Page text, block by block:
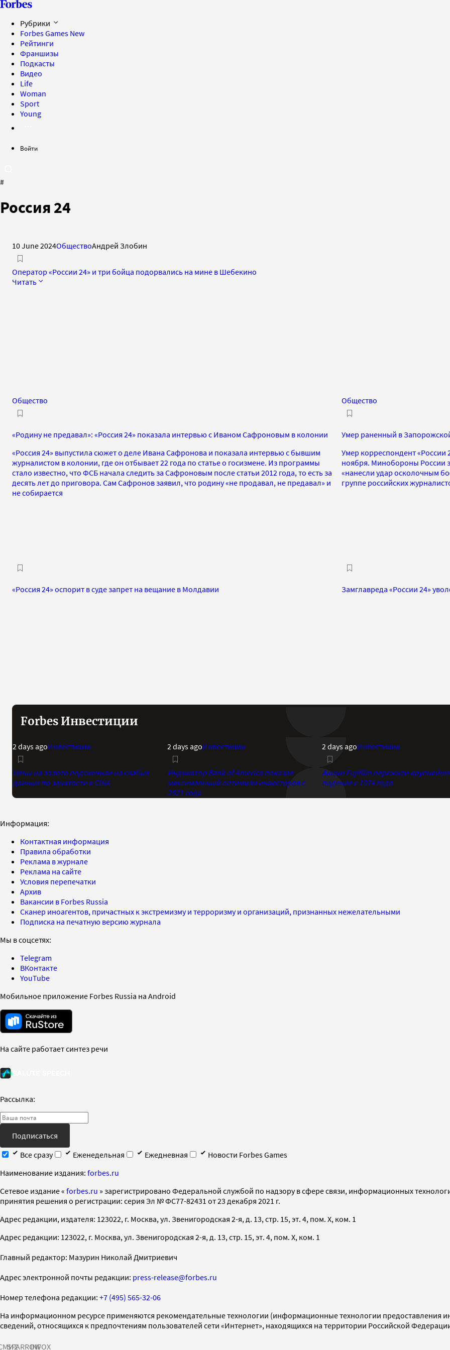
Рубрики
Forbes Games New
Рейтинги
Франшизы
Подкасты
Видео
Life
Woman
Sport
Young
Войти
#
Россия 24
10 June 2024ОбществоАндрей Злобин
Оператор «России 24» и три бойца подорвались на мине в Шебекино
Читать
Общество
«Родину не предавал»: «Россия 24» показала интервью с Иваном Сафроновым в колонии
«Россия 24» выпустила сюжет о деле Ивана Сафронова и показала интервью с бывшим
журналистом в колонии, где он отбывает 22 года по статье о госизмене. Из программы
стало известно, что ФСБ начала следить за Сафроновым после статьи 2012 года, то есть за
десять лет до приговора. Сам Сафронов заявил, что родину «не продавал, не предавал» и
не собирается
Общество
Умер раненный в
Умер корреспондент
ноября. Минобороны России
«нанесли удар осколочным
группе российских
«Россия 24» оспорит в суде запрет на вещание в Молдавии Замглавреда «России 24»
Forbes Инвестиции
2 days agoИнвестиции
Цены на золото подскочили на слабых
данных по занятости в США
2 days agoИнвестиции
Индикатор Bank of America показал
максимальный оптимизм инвесторов с
2021 года
2 days agoИнвестиции
Акции Fujifilm пережили
падение с 1974 года
Информация:
Контактная информация
Правила обработки
Реклама в журнале
Реклама на сайте
Условия перепечатки
Архив
Вакансии в Forbes Russia
Сканер иноагентов, причастных к экстремизму и терроризму и организаций, признанных нежелательными
Подписка на печатную версию журнала
Мы в соцсетях:
Telegram
ВКонтакте
YouTube
Мобильное приложение Forbes Russia на Android
На сайте работает синтез речи
Рассылка:
Подписаться
Все сразу
Еженедельная Ежедневная
Новости Forbes Games
Наименование издания: forbes.ru
Cетевое издание « forbes.ru » зарегистрировано Федеральной службой по надзору в сфере связи, информационных
принятия решения о регистрации: серия Эл № ФС77-82431 от 23 декабря 2021 г.
Адрес редакции, издателя: 123022, г. Москва, ул. Звенигородская 2-я, д. 13, стр. 15, эт. 4, пом. X, ком. 1
Адрес редакции: 123022, г. Москва, ул. Звенигородская 2-я, д. 13, стр. 15, эт. 4, пом. X, ком. 1
Главный редактор: Мазурин Николай Дмитриевич
Адрес электронной почты редакции: press-release@forbes.ru
Номер телефона редакции: +7 (495) 565-32-06
На информационном ресурсе применяются рекомендательные технологии (информационные технологии предоставления
сведений, относящихся к предпочтениям пользователей сети «Интернет», находящихся на территории Российской
SPARROWINFOX